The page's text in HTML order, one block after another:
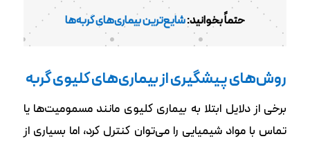
حتماً بخوانید:شایع‌ترین بیماری‌های گربه‌ها
روش‌های پیشگیری از بیماری‌های کلیوی گربه
برخی از دلایل ابتلا به بیماری کلیوی مانند مسمومیت‌ها یا
تماس با مواد شیمیایی را می‌توان کنترل کرد، اما بسیاری از